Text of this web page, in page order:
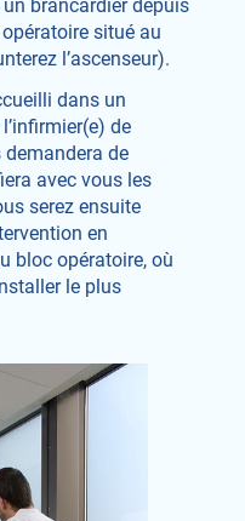
brancardier depuis
situé au
l’ascenseur).
dans un
de
demandera de
avec vous les
serez ensuite
en
bloc opératoire, où
le plus